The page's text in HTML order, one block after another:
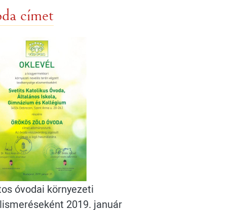
címet
óvodai környezeti
2019. január